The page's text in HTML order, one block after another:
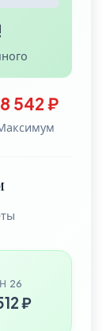
542 ₽
26
₽